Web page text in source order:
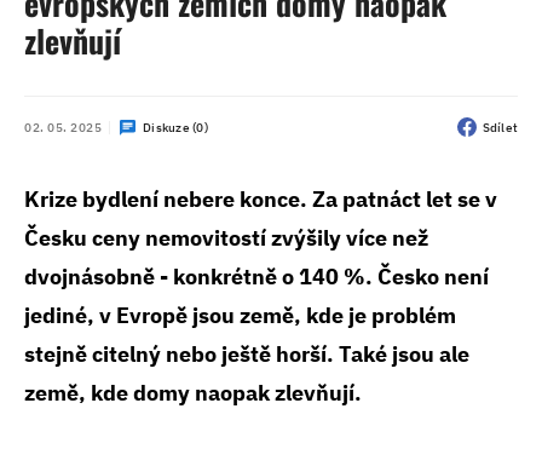
zlevňují
02. 05. 2025 Diskuze (0) Sdílet
Krize bydlení nebere konce. Za patnáct let se v
Česku ceny nemovitostí zvýšily více než
dvojnásobně - konkrétně o 140 %. Česko není
jediné, v Evropě jsou země, kde je problém
stejně citelný nebo ještě horší. Také jsou ale
země, kde domy naopak zlevňují.